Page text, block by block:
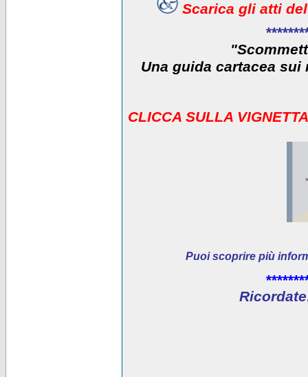
Scarica gli atti
Una guida cartacea
CLICCA SULLA
Puoi scoprire più